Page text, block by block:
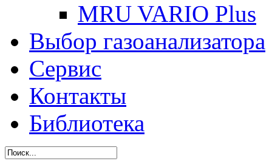
MRU VARIO Plus
Выбор газоанализатора
Сервис
Контакты
Библиотека